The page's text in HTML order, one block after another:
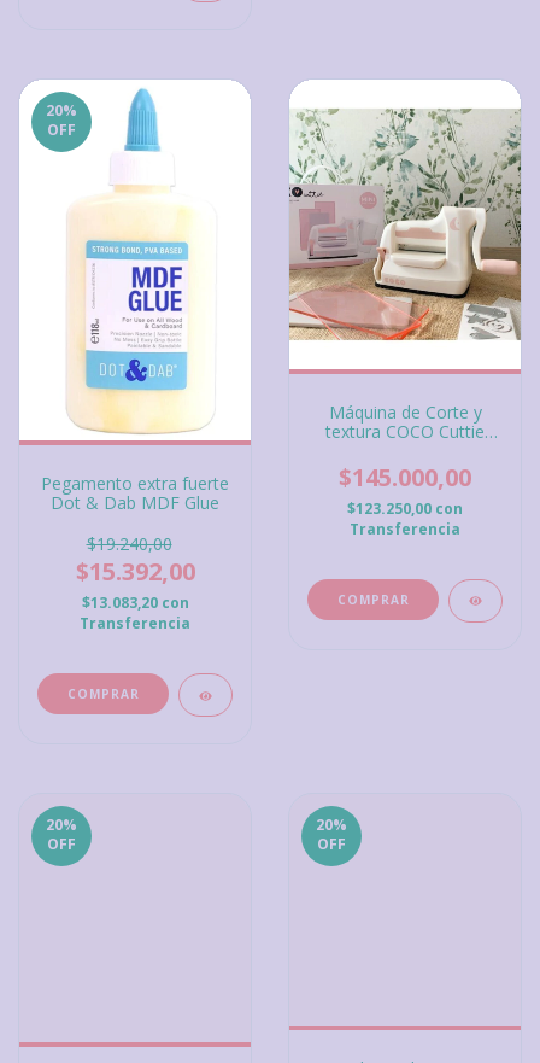
20%
OFF
Pegamento extra fuerte
Dot & Dab MDF Glue
$19.240,00
$15.392,00
$13.083,20 con
Transferencia
Máquina de Corte y
textura COCO Cuttie
$145.000,00
$123.250,00 con
Transferencia
20%
OFF
20%
OFF